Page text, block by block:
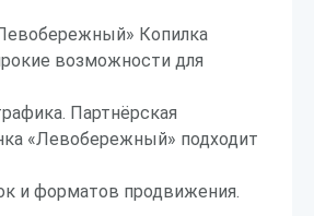
Копилка
возможности для
Партнёрская
«Левобережный» подходит
и форматов продвижения.